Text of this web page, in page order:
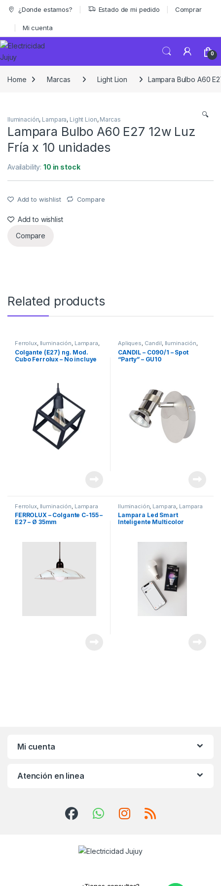
Skip to navigation
Skip to content
¿Donde estamos? Estado de mi pedido Comprar
Mi cuenta
0
Home Marcas Light Lion Lampara Bulbo A60
🔍
Iluminación, Lampara, Light Lion, Marcas
Lampara Bulbo A60 E27 12w Luz
Fría x 10 unidades
Availability:10 in stock
Add to wishlist Compare
Add to wishlist
Compare
Related products
Ferrolux, Iluminación, Lampara,
Lampara Colgante
Colgante (E27) ng. Mod.
Cubo Ferrolux – No incluye
Apliques, Candil, Iluminación,
Marcas
CANDIL – C090/1 – Spot
“Party” – GU10
Ferrolux, Iluminación Lampara
Colgante ,Marcas
FERROLUX – Colgante C-155 –
E27 – Ø 35mm
Iluminación Lampara Lampara
Smart Light Lion , Marcas
Lampara Led Smart
Inteligente Multicolor
Mi cuenta
Atención en linea